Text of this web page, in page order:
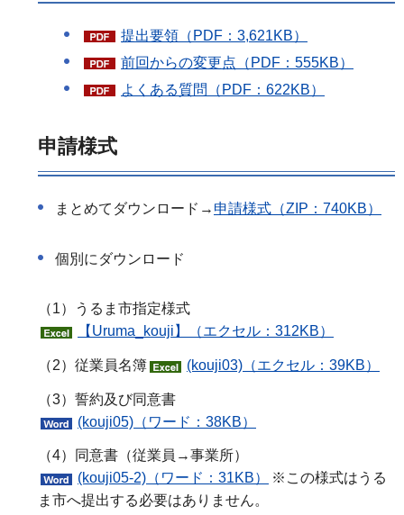
提出要領（PDF：3,621KB）
前回からの変更点（PDF：555KB）
よくある質問（PDF：622KB）
申請様式
まとめてダウンロード→ 申請様式（ZIP：740KB）
個別にダウンロード
（1）うるま市指定様式
【Uruma_kouji】（エクセル：312KB）
（2）従業員名簿 (kouji03)（エクセル：39KB）
（3）誓約及び同意書
(kouji05)（ワード：38KB）
（4）同意書（従業員→事業所）
(kouji05-2)（ワード：31KB）
※この様式はうる
ま市へ提出する必要はありません。